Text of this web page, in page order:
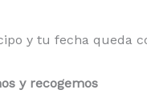
y tu fecha queda
y recogemos